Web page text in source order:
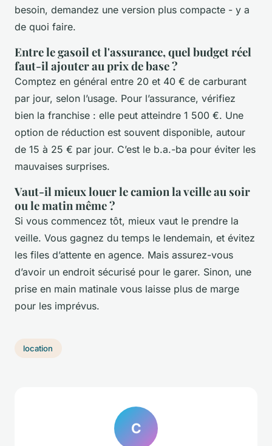
besoin, demandez une version plus compacte - y a
de quoi faire.
Entre le gasoil et l'assurance, quel budget réel
faut-il ajouter au prix de base ?
Comptez en général entre 20 et 40 € de carburant
par jour, selon l’usage. Pour l’assurance, vérifiez
bien la franchise : elle peut atteindre 1 500 €. Une
option de réduction est souvent disponible, autour
de 15 à 25 € par jour. C’est le b.a.-ba pour éviter les
mauvaises surprises.
Vaut-il mieux louer le camion la veille au soir
ou le matin même ?
Si vous commencez tôt, mieux vaut le prendre la
veille. Vous gagnez du temps le lendemain, et évitez
les files d’attente en agence. Mais assurez-vous
d’avoir un endroit sécurisé pour le garer. Sinon, une
prise en main matinale vous laisse plus de marge
pour les imprévus.
location
C